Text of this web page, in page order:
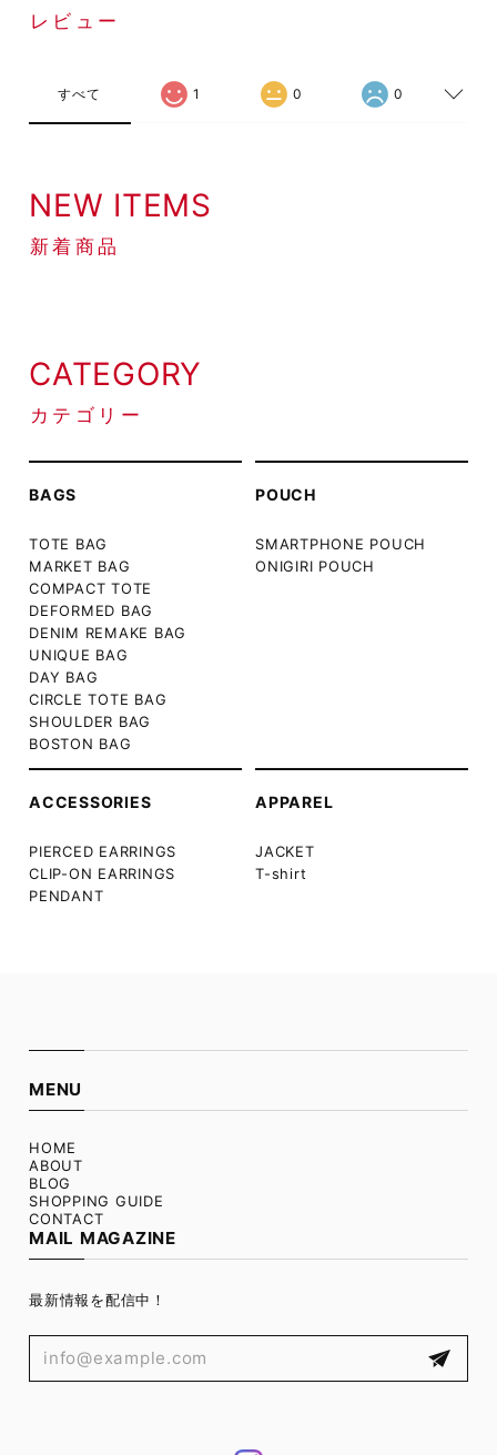
レビュー
すべて 1 0 0
NEW ITEMS
新着商品
CATEGORY
カテゴリー
BAGS
TOTE BAG
MARKET BAG
COMPACT TOTE
DEFORMED BAG
DENIM REMAKE BAG
UNIQUE BAG
DAY BAG
CIRCLE TOTE BAG
SHOULDER BAG
BOSTON BAG
POUCH
SMARTPHONE POUCH
ONIGIRI POUCH
ACCESSORIES
PIERCED EARRINGS
CLIP-ON EARRINGS
PENDANT
APPAREL
JACKET
T-shirt
MENU
HOME
ABOUT
BLOG
SHOPPING GUIDE
CONTACT
MAIL MAGAZINE
最新情報を配信中！